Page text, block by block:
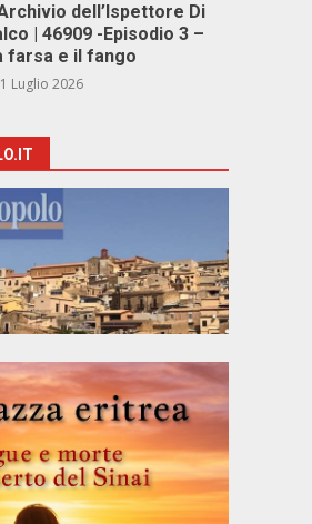
dell’Ispettore Di
| 46909 -Episodio 3 –
farsa e il fango
1 Luglio 2026